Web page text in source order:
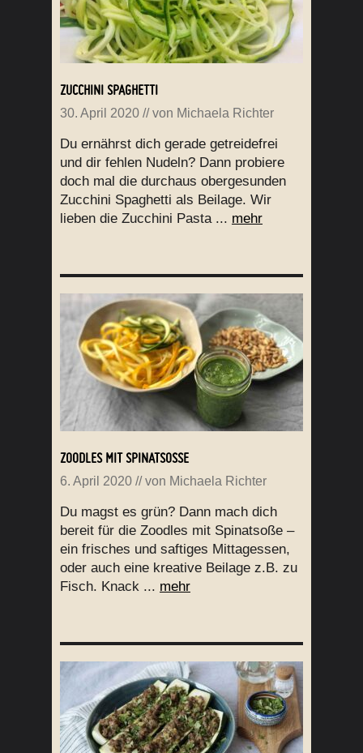
ZUCCHINI SPAGHETTI
30. April 2020 // von Michaela Richter
Du ernährst dich gerade getreidefrei
und dir fehlen Nudeln? Dann probiere
doch mal die durchaus obergesunden
Zucchini Spaghetti als Beilage. Wir
lieben die Zucchini Pasta ... mehr
ZOODLES MIT SPINATSOSSE
6. April 2020 // von Michaela Richter
Du magst es grün? Dann mach dich
bereit für die Zoodles mit Spinatsoße –
ein frisches und saftiges Mittagessen,
oder auch eine kreative Beilage z.B. zu
Fisch. Knack ... mehr